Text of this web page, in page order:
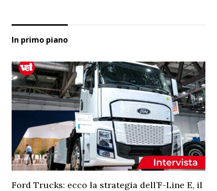
In primo piano
Ford Trucks: ecco la strategia dell’F-Line E, il